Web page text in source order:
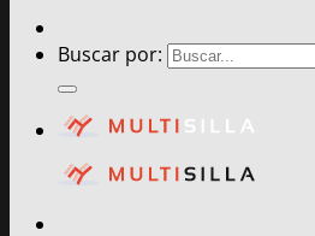
Buscar por: